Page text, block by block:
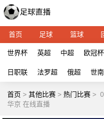
首页 足球 篮球
世界杯 英超 中超 欧冠杯
日职联 法罗超 俄超 世
首页 > 其他比赛 > 热门比赛 >
华京 在线直播